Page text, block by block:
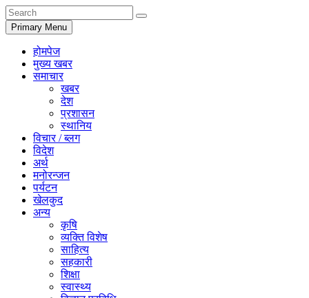
Primary Menu
होमपेज
मुख्य खबर
समाचार
खबर
देश
प्रशासन
स्थानिय
विचार / ब्लग
विदेश
अर्थ
मनोरन्जन
पर्यटन
खेलकुद
अन्य
कृषि
व्यक्ति विशेष
साहित्य
सहकारी
शिक्षा
स्वास्थ्य